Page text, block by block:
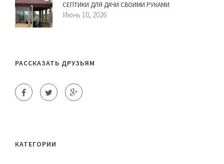
СЕПТИКИ ДЛЯ ДАЧИ СВОИМИ РУКАМИ
Июнь 10, 2026
РАССКАЗАТЬ ДРУЗЬЯМ
КАТЕГОРИИ